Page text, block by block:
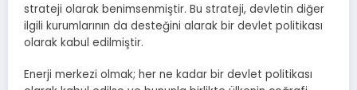
strateji olarak benimsenmiştir. Bu strateji, devletin diğer
ilgili kurumlarının da desteğini alarak bir devlet politikası
olarak kabul edilmiştir.
Enerji merkezi olmak; her ne kadar bir devlet politikası